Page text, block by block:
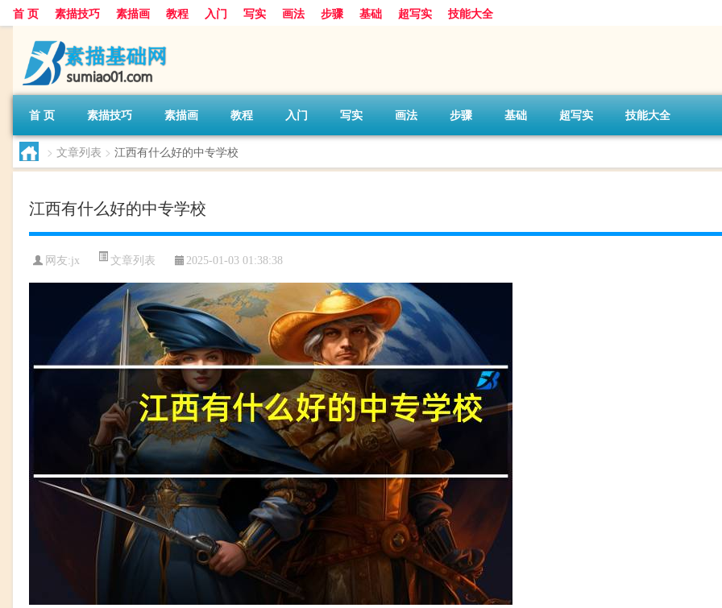
首 页 素描技巧 素描画 教程 入门 写实 画法 步骤 基础 超写实 技能大全
首 页 素描技巧 素描画 教程 入门 写实 画法 步骤 基础 超写实 技能大全
> 文章列表 > 江西有什么好的中专学校
江西有什么好的中专学校
网友:jx 文章列表 2025-01-03 01:38:38